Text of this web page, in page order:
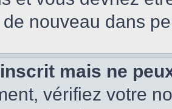
nouveau dans
mais ne
vérifiez votre